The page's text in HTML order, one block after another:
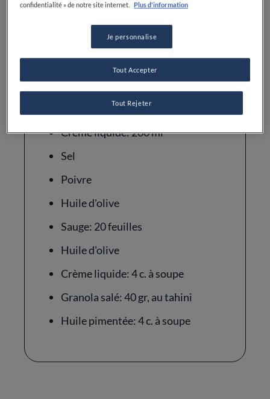
Sauge: 5 feuilles
Oignons: 1
Ail: 2 gousses
Eau plate: 700 ml
Crème liquide: 200 ml
Sel
Poivre
Huile d'olive
Sauge: 20 feuilles
Huile d'olive
Crème liquide: 4 c. à soupe
Granola salé: 40 gr, au tahini
Huile pimentée: 4 c. à soupe
confidentialité » de notre site internet.
Plus d'information
Je personnalise
Tout Rejeter
Tout Accepter